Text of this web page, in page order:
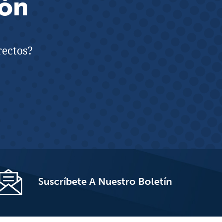
Suscríbete A Nuestro Boletín